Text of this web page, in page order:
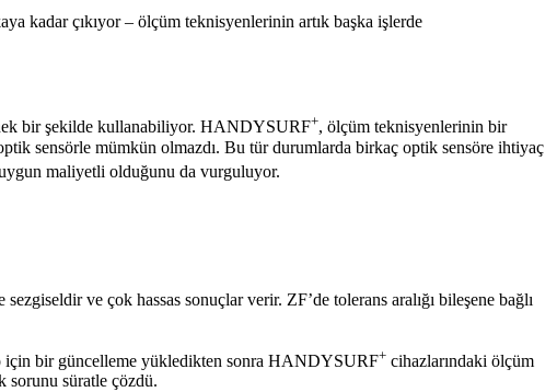
kadar çıkıyor – ölçüm teknisyenlerinin artık başka işlerde
bir şekilde kullanabiliyor. HANDYSURF+, ölçüm teknisyenlerinin bir
sensörle mümkün olmazdı. Bu tür durumlarda birkaç optik sensöre ihtiyaç
maliyetli olduğunu da vurguluyor.
ve çok hassas sonuçlar verir. ZF’de tolerans aralığı bileşene bağlı
için bir güncelleme yükledikten sonra HANDYSURF+ cihazlarındaki ölçüm
sorunu süratle çözdü.